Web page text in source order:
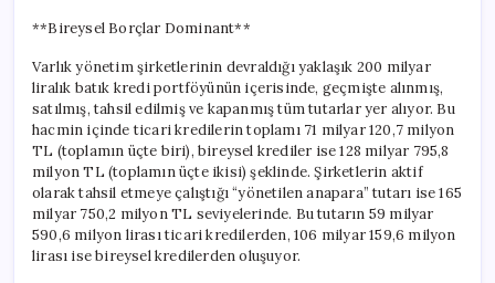
**Bireysel Borçlar Dominant**
Varlık yönetim şirketlerinin devraldığı yaklaşık 200 milyar
liralık batık kredi portföyünün içerisinde, geçmişte alınmış,
satılmış, tahsil edilmiş ve kapanmış tüm tutarlar yer alıyor. Bu
hacmin içinde ticari kredilerin toplamı 71 milyar 120,7 milyon
TL (toplamın üçte biri), bireysel krediler ise 128 milyar 795,8
milyon TL (toplamın üçte ikisi) şeklinde. Şirketlerin aktif
olarak tahsil etmeye çalıştığı “yönetilen anapara” tutarı ise 165
milyar 750,2 milyon TL seviyelerinde. Bu tutarın 59 milyar
590,6 milyon lirası ticari kredilerden, 106 milyar 159,6 milyon
lirası ise bireysel kredilerden oluşuyor.